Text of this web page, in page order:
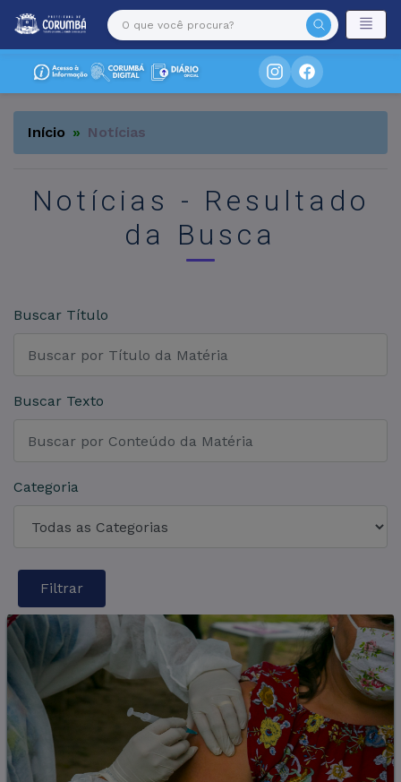
Início Notícias
Notícias - Resultado
da Busca
Buscar Título
Buscar Texto
Categoria
Filtrar